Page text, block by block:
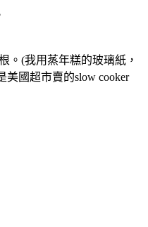
。(我用蒸年糕的玻璃紙，
國超市賣的slow cooker